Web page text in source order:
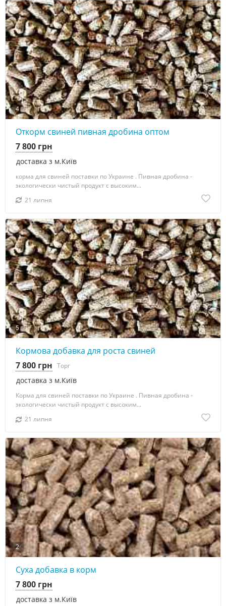
4
Откорм свиней пивная дробина оптом
доставка з м.Київ
7 800 грн
корма для свиней поставки по Украине . Пивная дробина -
экoлoгически чистый пpoдyкт с высоким...
21 липня
5
Кормова добавка для роста свиней
доставка з м.Київ
7 800 грн Торг
Корма для свиней поставки по Украине . Пивная дробина -
экoлoгически чистый пpoдyкт с высоким...
21 липня
2
Суха добавка в корм
доставка з м.Київ
7 800 грн